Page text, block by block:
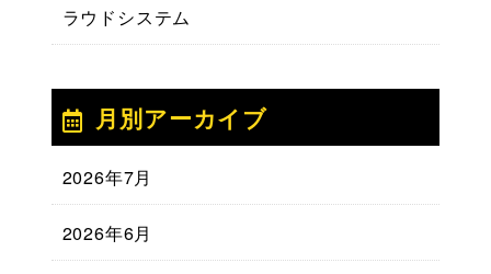
ラウドシステム
月別アーカイブ
2026年7月
2026年6月